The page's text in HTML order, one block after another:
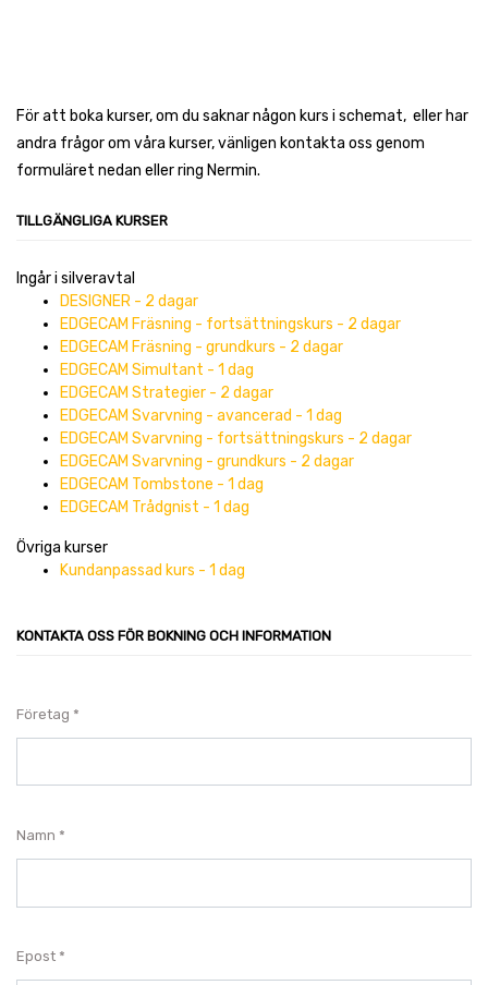
För att boka kurser, om du saknar någon kurs i schemat, eller har
andra frågor om våra kurser, vänligen kontakta oss genom
formuläret nedan eller ring Nermin.
TILLGÄNGLIGA KURSER
Ingår i silveravtal
DESIGNER - 2 dagar
EDGECAM Fräsning - fortsättningskurs - 2 dagar
EDGECAM Fräsning - grundkurs - 2 dagar
EDGECAM Simultant - 1 dag
EDGECAM Strategier - 2 dagar
EDGECAM Svarvning - avancerad - 1 dag
EDGECAM Svarvning - fortsättningskurs - 2 dagar
EDGECAM Svarvning - grundkurs - 2 dagar
EDGECAM Tombstone - 1 dag
EDGECAM Trådgnist - 1 dag
Övriga kurser
Kundanpassad kurs - 1 dag
KONTAKTA OSS FÖR BOKNING OCH INFORMATION
Företag
Namn
Epost